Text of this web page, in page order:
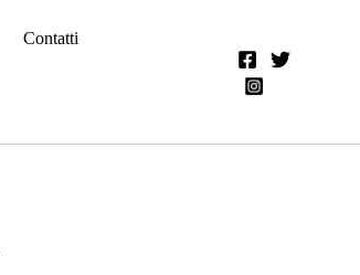
Contatti